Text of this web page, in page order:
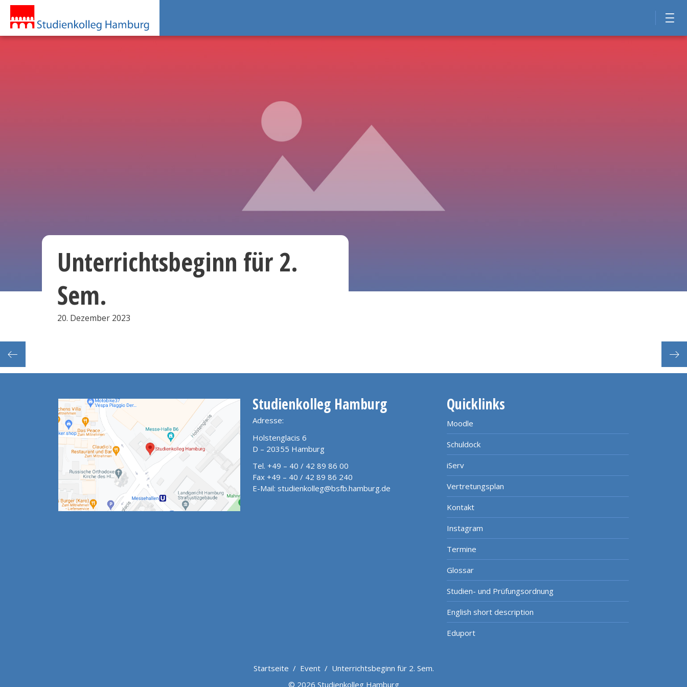
Unterrichtsbeginn für 2.
Sem.
20. Dezember 2023
Studienkolleg Hamburg
Adresse:
Holstenglacis 6
D – 20355 Hamburg
Tel. +49 – 40 / 42 89 86 00
Fax +49 – 40 / 42 89 86 240
E-Mail: studienkolleg@bsfb.hamburg.de
Quicklinks
Moodle
Schuldock
iServ
Vertretungsplan
Kontakt
Instagram
Termine
Glossar
Studien- und Prüfungsordnung
English short description
Eduport
Startseite / Event/ Unterrichtsbeginn für 2. Sem.
© 2026 Studienkolleg Hamburg